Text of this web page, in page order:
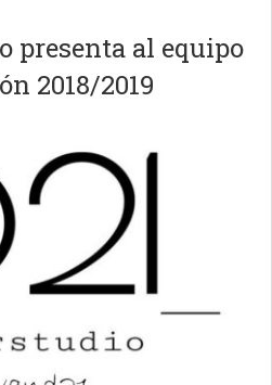
presenta al equipo
2018/2019